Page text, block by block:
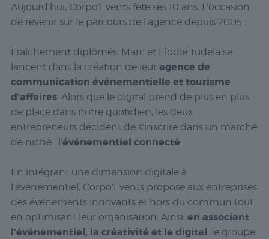
Aujourd’hui, Corpo’Events fête ses 10 ans. L’occasion
de revenir sur le parcours de l’agence depuis 2005…
Fraîchement diplômés, Marc et Elodie Tudela se
lancent dans la création de leur agence de
communication événementielle et tourisme
d’affaires. Alors que le digital prend de plus en plus
de place dans notre quotidien, les deux
entrepreneurs décident de s’inscrire dans un marché
de niche : l’événementiel connecté
En intégrant une dimension digitale à
l’événementiel, Corpo’Events propose aux entreprises
des événements innovants et hors du commun tout
en optimisant leur organisation. Ainsi, en associant
l’événementiel, la créativité et le digital, le groupe